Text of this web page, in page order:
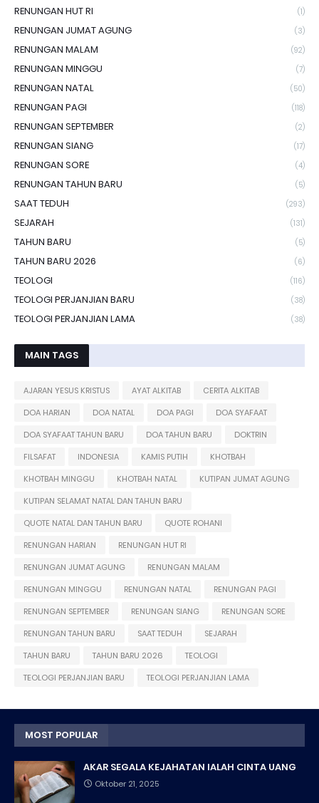
RENUNGAN HUT RI (1)
RENUNGAN JUMAT AGUNG (3)
RENUNGAN MALAM (92)
RENUNGAN MINGGU (7)
RENUNGAN NATAL (50)
RENUNGAN PAGI (118)
RENUNGAN SEPTEMBER (2)
RENUNGAN SIANG (17)
RENUNGAN SORE (4)
RENUNGAN TAHUN BARU (5)
SAAT TEDUH (293)
SEJARAH (131)
TAHUN BARU (5)
TAHUN BARU 2026 (6)
TEOLOGI (116)
TEOLOGI PERJANJIAN BARU (38)
TEOLOGI PERJANJIAN LAMA (38)
MAIN TAGS
AJARAN YESUS KRISTUS AYAT ALKITAB
CERITA ALKITAB
DOA HARIAN
DOA NATAL DOA PAGI
DOA SYAFAAT
DOA SYAFAAT TAHUN BARU
DOA TAHUN BARU
DOKTRIN
FILSAFAT
INDONESIA KAMIS PUTIH
KHOTBAH
KHOTBAH MINGGU
KHOTBAH NATAL
KUTIPAN JUMAT AGUNG
KUTIPAN SELAMAT NATAL DAN TAHUN BARU
QUOTE NATAL DAN TAHUN BARU
QUOTE ROHANI
RENUNGAN HARIAN
RENUNGAN HUT RI
RENUNGAN JUMAT AGUNG
RENUNGAN MALAM
RENUNGAN MINGGU
RENUNGAN NATAL
RENUNGAN PAGI
RENUNGAN SEPTEMBER
RENUNGAN SIANG
RENUNGAN SORE
RENUNGAN TAHUN BARU
SAAT TEDUH
SEJARAH
TAHUN BARU
TAHUN BARU 2026
TEOLOGI
TEOLOGI PERJANJIAN BARU
TEOLOGI PERJANJIAN LAMA
MOST POPULAR
AKAR SEGALA KEJAHATAN IALAH CINTA UANG
Oktober 21, 2025